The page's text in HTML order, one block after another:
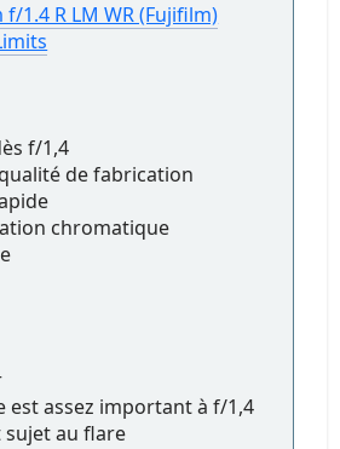
f/1.4 R LM WR (Fujifilm)
f/1,4
de fabrication
chromatique
est assez important à f/1,4
sujet au flare